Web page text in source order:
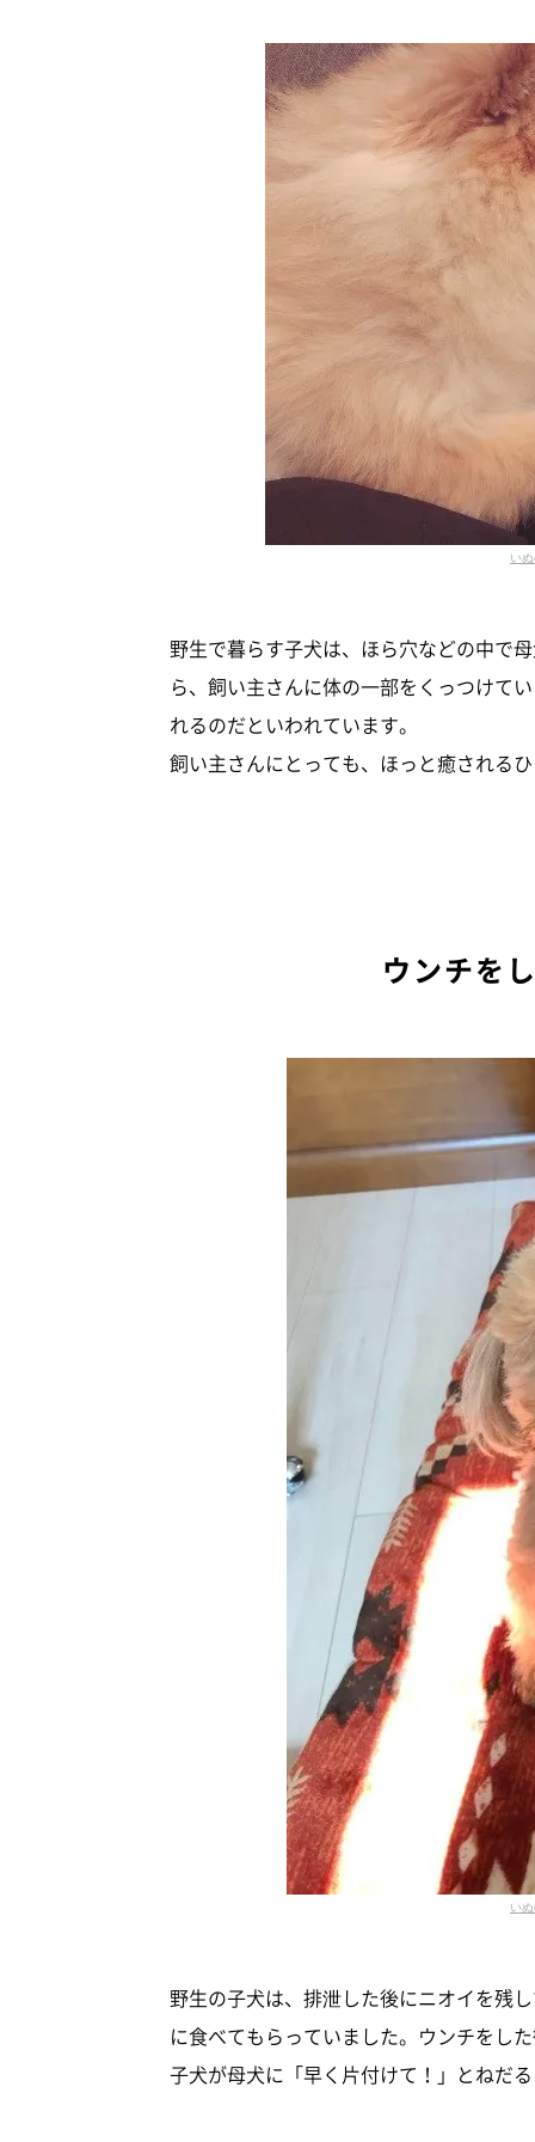
い
野生で暮らす子犬は、ほら穴などの中で
ら、飼い主さんに体の一部をくっつけて
れるのだといわれています。
飼い主さんにとっても、ほっと癒される
ウンチを
い
野生の子犬は、排泄した後にニオイを残
に食べてもらっていました。ウンチをし
子犬が母犬に「早く片付けて！」とねだ